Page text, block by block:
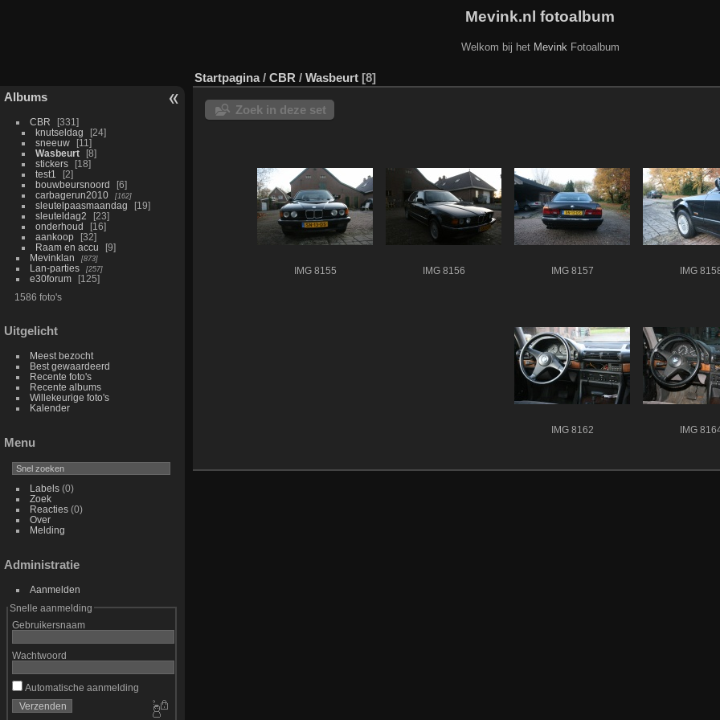
Mevink.nl fotoalbum
Welkom bij het Mevink Fotoalbum
Albums
CBR
331
knutseldag
24
sneeuw
11
Wasbeurt
8
stickers
18
test1
2
bouwbeursnoord
6
carbagerun2010
162
sleutelpaasmaandag
19
sleuteldag2
23
onderhoud
16
aankoop
32
Raam en accu
9
Mevinklan
873
Lan-parties 257
e30forum
125
1586 foto's
Uitgelicht
Meest bezocht
Best gewaardeerd
Recente foto's
Recente albums
Willekeurige foto's
Kalender
Menu
Labels(0)
Zoek
Reacties(0)
Over
Melding
Administratie
Aanmelden
Snelle aanmelding
Gebruikersnaam
Wachtwoord
Automatische aanmelding
Startpagina/ CBR / Wasbeurt 8
Zoek in deze set
IMG 8155 IMG 8156 IMG 8157 IMG
IMG 8162 IMG